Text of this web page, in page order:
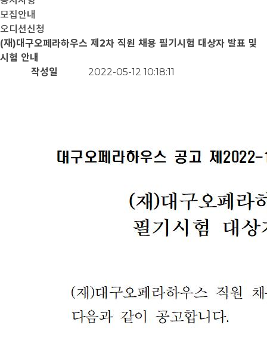
모집안내
오디션신청
(재)대구오페라하우스 제2차 직원 채용 필기시험 대상자 발표 및
시험 안내
작성일
2022-05-12 10:18:11